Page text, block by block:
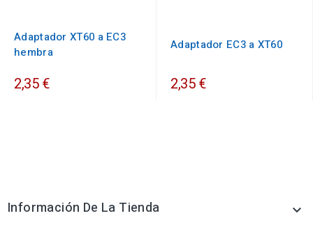
Adaptador XT60 a EC3
hembra
2,35 €
Adaptador EC3 a XT60
2,35 €
Información De La Tienda 